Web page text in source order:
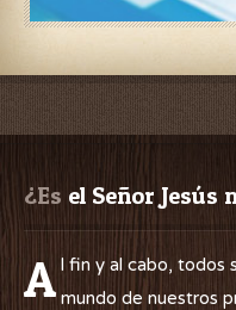
¿Es el Señor Jesús
A l fin y al cabo, todos
mundo de nuestros